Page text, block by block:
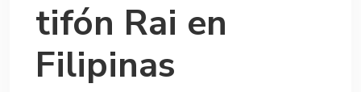
tifón Rai en
Filipinas